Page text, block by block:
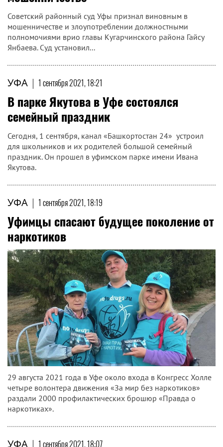
Советский районный суд Уфы признал виновным в
мошенничестве и злоупотреблении должностными
полномочиями врио главы Кугарчинского района Гайсу
Янбаева. Суд установил...
УФА | 1 сентября 2021, 18:21
В парке Якутова в Уфе состоялся
семейный праздник
Сегодня, 1 сентября, канал «Башкортостан 24» устроил
для школьников и их родителей большой семейный
праздник. Он прошел в уфимском парке имени Ивана
Якутова.
УФА | 1 сентября 2021, 18:19
Уфимцы спасают будущее поколение от
наркотиков
29 августа 2021 года в Уфе около входа в Конгресс Холле
четыре волонтера движения «За мир без наркотиков»
раздали 2000 профилактических брошюр «Правда о
наркотиках».
УФА | 1 сентября 2021, 18:07